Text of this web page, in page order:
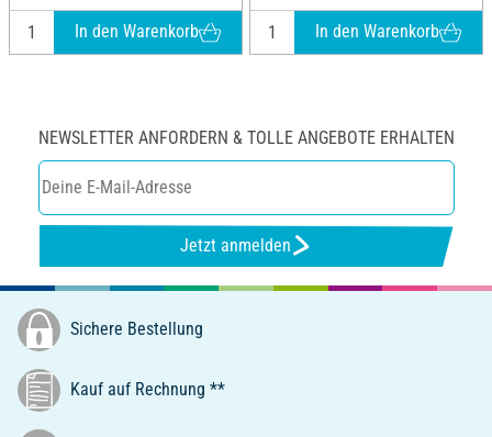
In den Warenkorb In den Warenkorb
NEWSLETTER ANFORDERN & TOLLE ANGEBOTE ERHALTEN
Jetzt anmelden
Sichere Bestellung
Kauf auf Rechnung **